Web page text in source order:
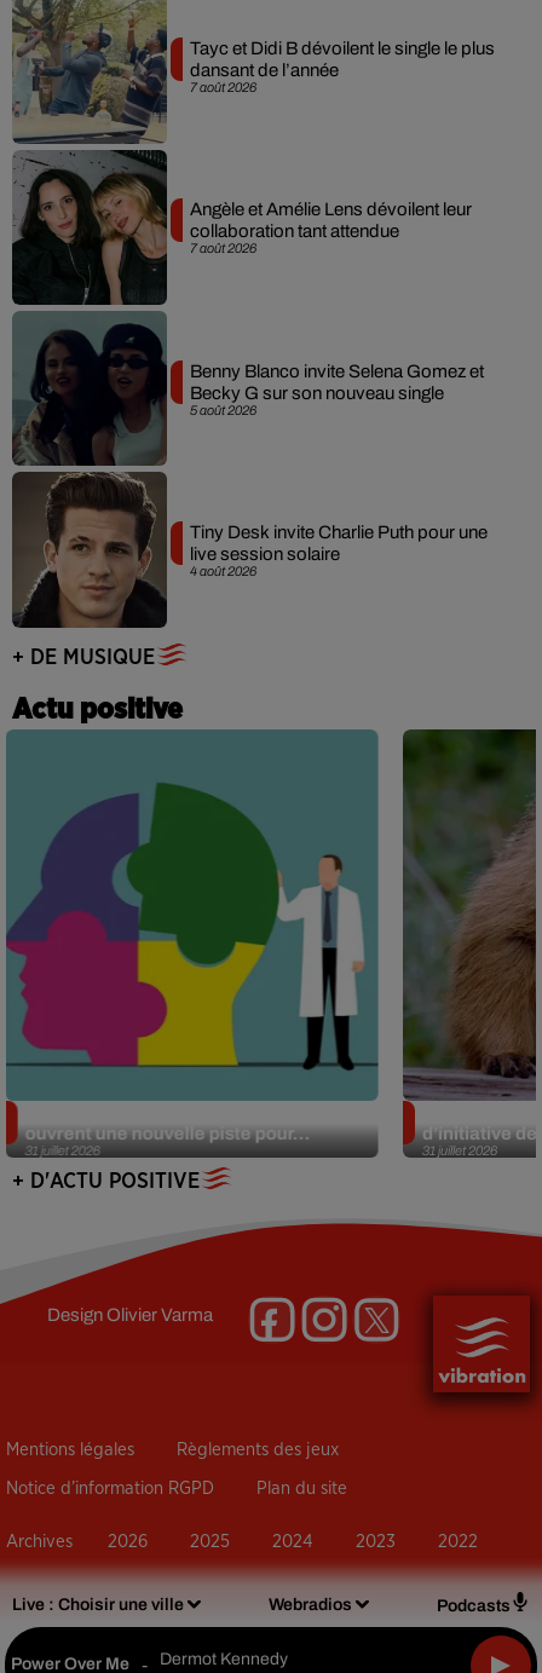
Live : Choisir une ville Webradios Podcasts
Power Over Me - Dermot Kennedy
7 août 2026
Tayc et Didi B dévoilent le single le plus
dansant de l’année
7 août 2026
Angèle et Amélie Lens dévoilent leur
collaboration tant attendue
5 août 2026
Benny Blanco invite Selena Gomez et
Becky G sur son nouveau single
4 août 2026
Tiny Desk invite Charlie Puth pour une
live session solaire
+ DE MUSIQUE
Actu positive
31 juillet 2026
ouvrent une nouvelle piste pour...
31 juillet 2026
d’initiative
+ D'ACTU POSITIVE
DesignOlivier Varma
Mentions légales Règlements des jeux
Notice d’information RGPD Plan du site
Archives 2026 2025 2024 2023 2022